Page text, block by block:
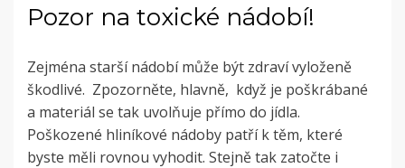
Pozor na toxické nádobí!
Zejména starší nádobí může být zdraví vyloženě
škodlivé. Zpozorněte, hlavně, když je poškrábané
a materiál se tak uvolňuje přímo do jídla.
Poškozené hliníkové nádoby patří k těm, které
byste měli rovnou vyhodit. Stejně tak zatočte i